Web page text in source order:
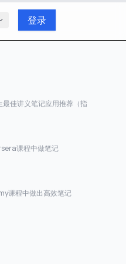
登录
佳讲义笔记应用推荐（指
课程中做笔记
课程中做出高效笔记